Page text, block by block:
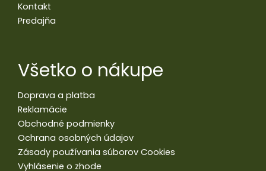
Kontakt
Predajňa
Všetko o nákupe
Doprava a platba
Reklamácie
Obchodné podmienky
Ochrana osobných údajov
Zásady používania súborov Cookies
Vyhlásenie o zhode